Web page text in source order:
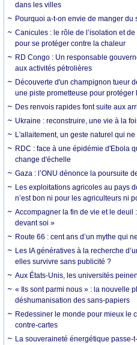
dans les villes
Pourquoi a-t-on envie de manger du
Canicules : le rôle de l’isolation et
pour se protéger contre la chaleur
RD Congo : Un responsable
aux activités pétrolières
Découverte d'un champignon tueur
une piste prometteuse pour protéger
Des renvois rapides font suite aux
Ukraine : reconstruire, une vie à la
L'allaitement, un geste naturel qui
RDC : face à une épidémie d'Ebola
change d'échelle
Gaza : l’ONU dénonce la poursuite
Les exploitations agricoles au pays
n’est bon ni pour les agriculteurs ni
Accompagner la fin de vie et le deuil
devant soi »
Route 66 : cent ans d’un mythe qui
Les IA génératives à la recherche
elles survivre sans publicité ?
Aux États-Unis, les universités
« Ils sont parmi nous » : la nouvelle
déshumanisation des sans-papiers
Redessiner le monde pour mieux le
contre-cartes
La souveraineté énergétique passe-